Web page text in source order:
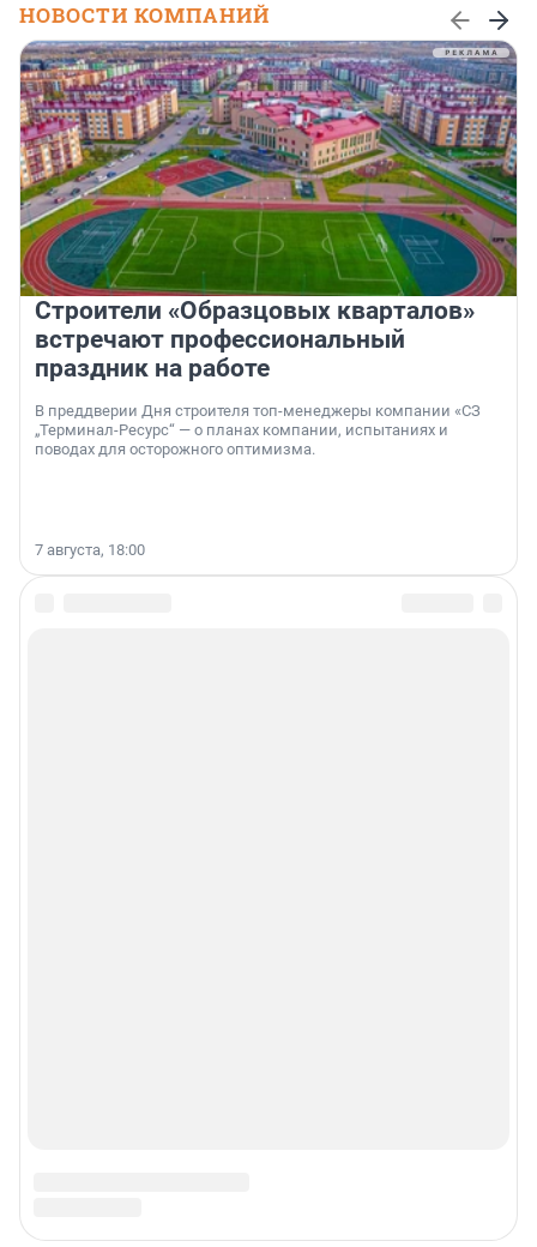
НОВОСТИ КОМПАНИЙ
Строители «Образцовых кварталов»
встречают профессиональный
праздник на работе
В преддверии Дня строителя топ-менеджеры компании «СЗ
„Терминал-Ресурс“ — о планах компании, испытаниях и
поводах для осторожного оптимизма.
7 августа, 18:00